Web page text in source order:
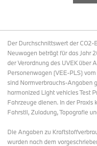
Der Durchschnittswert der
Neuwagen beträgt für das Jahr
der Verordnung des UVEK über
Personenwagen (VEE-PLS)
sind Normverbrauchs-Angaben
harmonized Light vehicles Test
Fahrzeuge dienen. In der Praxis
Fahrstil, Zuladung, Topografie
Die Angaben zu
wurden nach dem